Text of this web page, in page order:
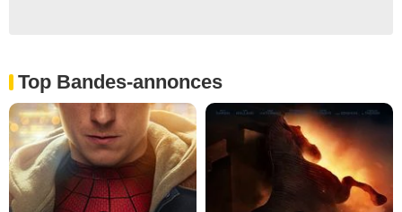
Top Bandes-annonces